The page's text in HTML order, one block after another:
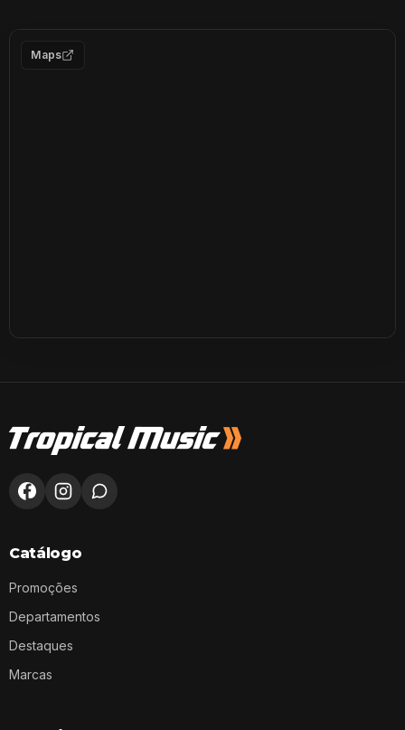
Maps
Catálogo
Promoções
Departamentos
Destaques
Marcas